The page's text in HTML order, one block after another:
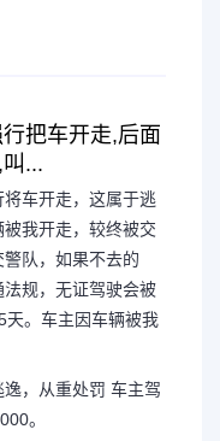
把车开走,后面
...
车开走，这属于逃
我开走，较终被交
队，如果不去的
规，无证驾驶会被
天。车主因车辆被我
，从重处罚 车主驾
。
抓到不
被交警逮
后，我心虚
。车主因为